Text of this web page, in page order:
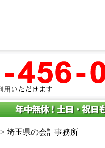
> 埼玉県の会計事務所